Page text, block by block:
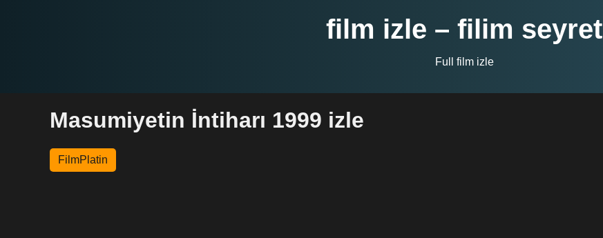
film izle – filim seyret
Full film izle
Masumiyetin İntiharı 1999 izle
FilmPlatin